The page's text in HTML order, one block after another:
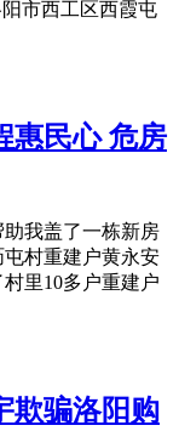
市西工区西霞屯
惠民心 危房
我盖了一栋新房
村重建户黄永安
里10多户重建户
欺骗洛阳购